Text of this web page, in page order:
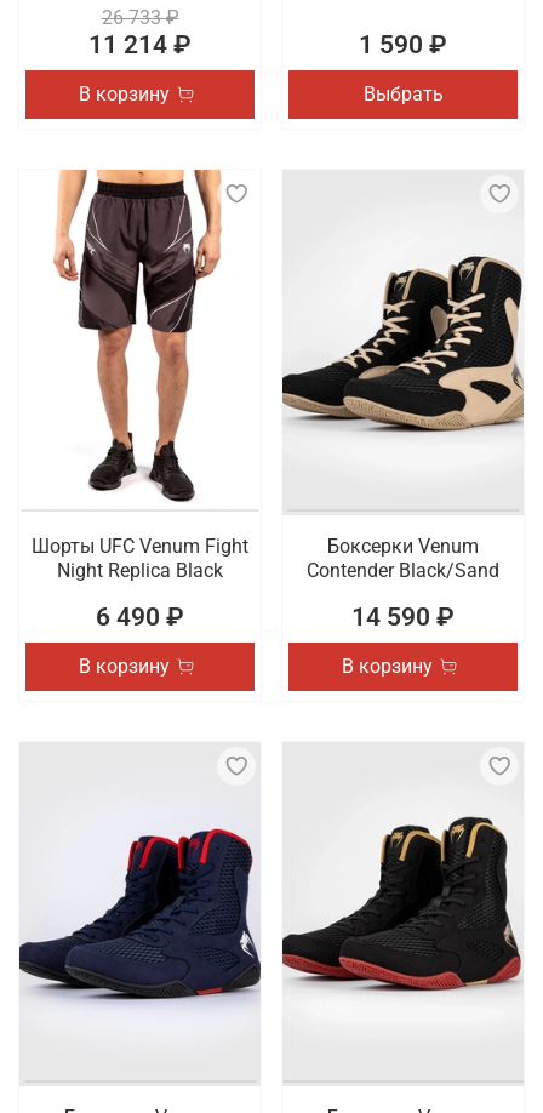
26 733 ₽
11 214 ₽
В корзину
1 590 ₽
Выбрать
Шорты UFC Venum Fight
Night Replica Black
6 490 ₽
В корзину
Боксерки Venum
Contender Black/Sand
14 590 ₽
В корзину